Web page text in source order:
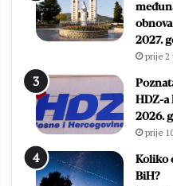
2027.
prije 2
HDZ-a
2026.
prije
Koliko
BiH?